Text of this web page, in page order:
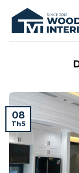
qua
nội
08
Th5